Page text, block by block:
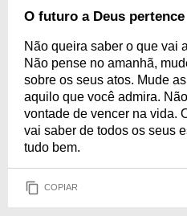
O futuro a Deus pertence
Não queira saber o que vai
Não pense no amanhã,
sobre os seus atos. Mude
aquilo que você admira.
vontade de vencer na vida.
vai saber de todos os seus
tudo bem.
COPIAR